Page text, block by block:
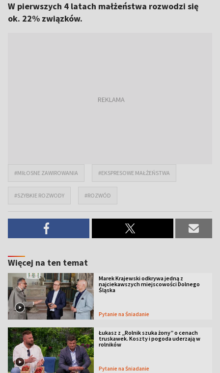
W pierwszych 4 latach małżeństwa rozwodzi się
ok. 22% związków.
#MIŁOSNE ZAWIROWANIA #EKSPRESOWE MAŁŻEŃSTWA
#SZYBKIE ROZWODY #ROZWÓD
Więcej na ten temat
Marek Krajewski odkrywa jedną z
najciekawszych miejscowości Dolnego
Śląska
Pytanie na Śniadanie
Łukasz z „Rolnik szuka żony” o cenach
truskawek. Koszty i pogoda uderzają w
rolników
Pytanie na Śniadanie